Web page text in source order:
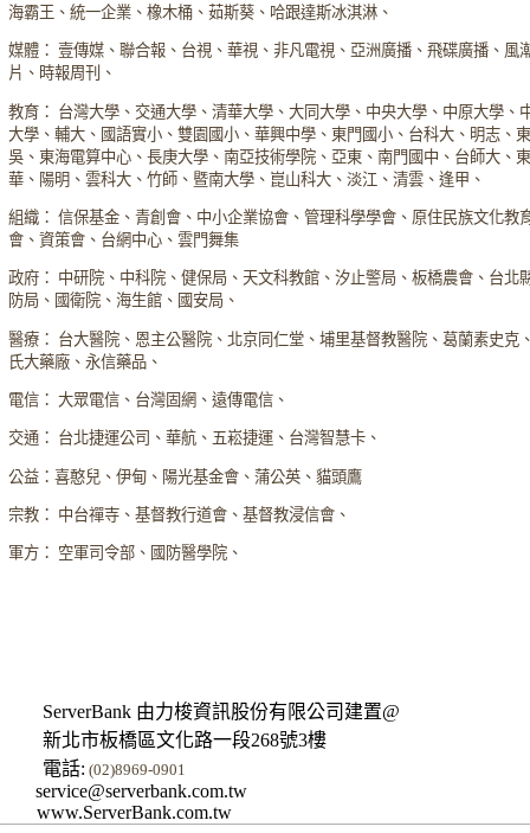
海霸王、統一企業、橡木桶、茹斯葵、哈跟達斯冰淇淋、
媒體： 壹傳媒、聯合報、台視、華視、非凡電視、亞洲廣播、飛碟廣播、風
片、時報周刊、
教育： 台灣大學、交通大學、清華大學、大同大學、中央大學、中原大學、
大學、輔大、國語實小、雙園國小、華興中學、東門國小、台科大、明志、
吳、東海電算中心、長庚大學、南亞技術學院、亞東、南門國中、台師大、
華、陽明、雲科大、竹師、暨南大學、崑山科大、淡江、清雲、逢甲、
組織： 信保基金、青創會、中小企業協會、管理科學學會、原住民族文化教
會、資策會、台網中心、雲門舞集
政府： 中研院、中科院、健保局、天文科教館、汐止警局、板橋農會、台北
防局、國衛院、海生館、國安局、
醫療： 台大醫院、恩主公醫院、北京同仁堂、埔里基督教醫院、葛蘭素史克
氏大藥廠、永信藥品、
電信： 大眾電信、台灣固網、遠傳電信、
交通： 台北捷運公司、華航、五崧捷運、台灣智慧卡、
公益：喜憨兒、伊甸、陽光基金會、蒲公英、貓頭鷹
宗教： 中台禪寺、基督教行道會、基督教浸信會、
軍方： 空軍司令部、國防醫學院、
ServerBank 由力梭資訊股份有限公司建置@
新北市板橋區文化路一段268號3樓
電話: (02)8969-0901
service@serverbank.com.tw
www.ServerBank.com.tw